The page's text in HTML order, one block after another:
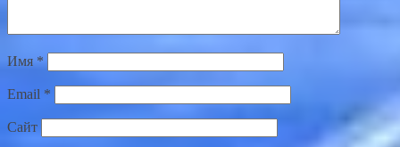
Имя *
Email *
Сайт